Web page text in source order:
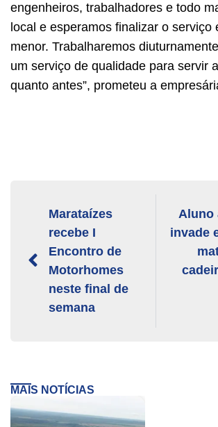
engenheiros, trabalhadores e todo
local e esperamos finalizar o serviço
menor. Trabalharemos
um serviço de qualidade para servir
quanto antes”, prometeu a
Marataízes
recebe I
Encontro de
Motorhomes
neste final de
semana
Aluno
invade
MAIS NOTÍCIAS